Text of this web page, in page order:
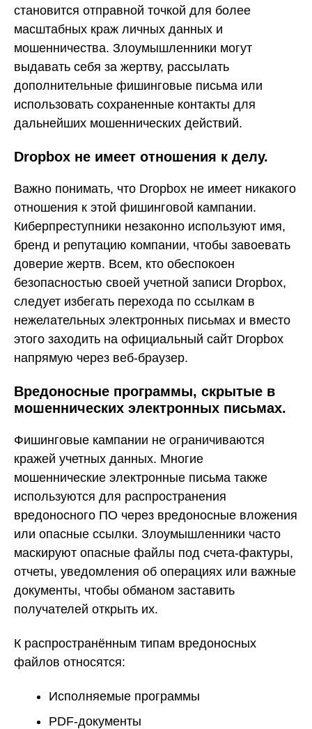
становится отправной точкой для более
масштабных краж личных данных и
мошенничества. Злоумышленники могут
выдавать себя за жертву, рассылать
дополнительные фишинговые письма или
использовать сохраненные контакты для
дальнейших мошеннических действий.
Dropbox не имеет отношения к делу.
Важно понимать, что Dropbox не имеет никакого
отношения к этой фишинговой кампании.
Киберпреступники незаконно используют имя,
бренд и репутацию компании, чтобы завоевать
доверие жертв. Всем, кто обеспокоен
безопасностью своей учетной записи Dropbox,
следует избегать перехода по ссылкам в
нежелательных электронных письмах и вместо
этого заходить на официальный сайт Dropbox
напрямую через веб-браузер.
Вредоносные программы, скрытые в
мошеннических электронных письмах.
Фишинговые кампании не ограничиваются
кражей учетных данных. Многие
мошеннические электронные письма также
используются для распространения
вредоносного ПО через вредоносные вложения
или опасные ссылки. Злоумышленники часто
маскируют опасные файлы под счета-фактуры,
отчеты, уведомления об операциях или важные
документы, чтобы обманом заставить
получателей открыть их.
К распространённым типам вредоносных
файлов относятся:
Исполняемые программы
PDF-документы